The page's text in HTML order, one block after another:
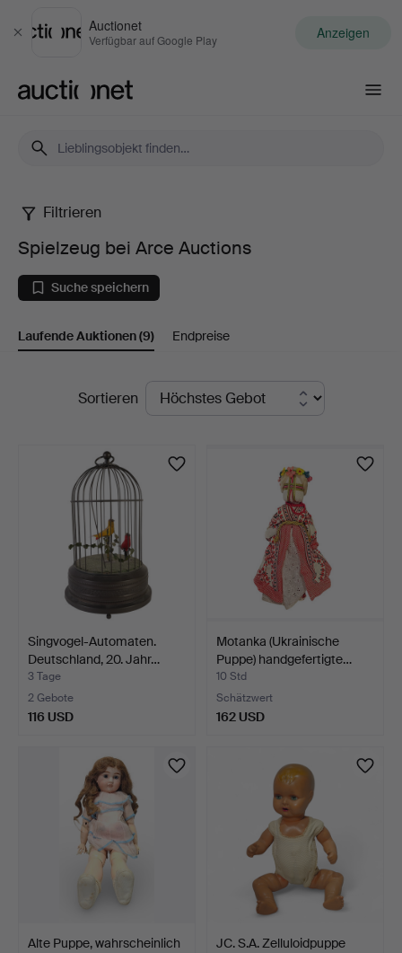
Schließen
Auctionet
Verfügbar auf Google Play Anzeigen
Spielzeug
bei
Arce
Auctions
Filtrieren
Spielzeug bei Arce Auctions
Suche speichern
Laufende Auktionen(9) Endpreise
LaufendeSortieren
Singvogel-Automaten.
Deutschland, 20. Jahr…
3 Tage
2 Gebote
116 USD
Motanka (Ukrainische
Puppe) handgefertigte…
10 Std
Schätzwert
162 USD
Alte Puppe, wahrscheinlich
JC. S.A. Zelluloidpuppe